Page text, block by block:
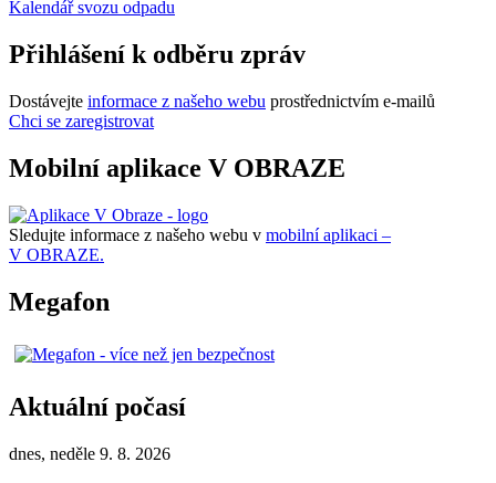
Kalendář svozu odpadu
Přihlášení k odběru zpráv
Dostávejte informace z našeho webu prostřednictvím e-mailů
Chci se zaregistrovat
Mobilní aplikace V OBRAZE
Sledujte informace z našeho webu v mobilní aplikaci –
V OBRAZE.
Megafon
Aktuální počasí
dnes, neděle 9. 8. 2026